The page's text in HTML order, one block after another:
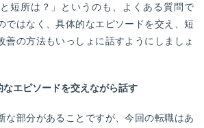
短所は？」というのも、よくある質問で
ではなく、具体的なエピソードを交え、短
善の方法もいっしょに話すようにしましょ
なエピソードを交えながら話す
な部分があることですが、今回の転職はあ